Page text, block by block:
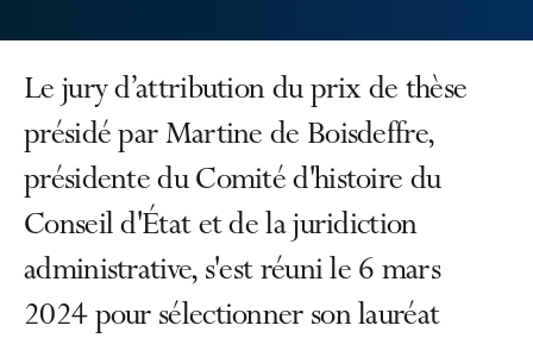
Le jury d’attribution du prix de thèse
présidé par Martine de Boisdeffre,
présidente du Comité d'histoire du
Conseil d'État et de la juridiction
administrative, s'est réuni le 6 mars
2024 pour sélectionner son lauréat